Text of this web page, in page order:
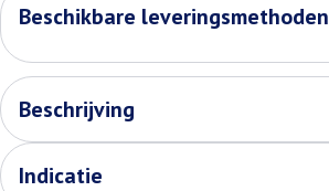
Beschikbare leveringsmethoden
Beschrijving
Indicatie